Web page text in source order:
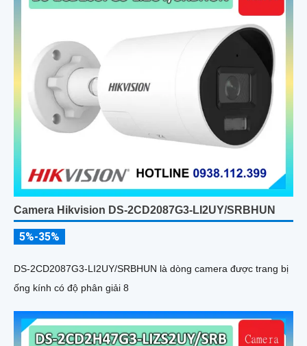
Camera Hikvision DS-2CD2087G3-LI2UY/SRBHUN
5%-35%
DS-2CD2087G3-LI2UY/SRBHUN là dòng camera được trang bị
ống kính có độ phân giải 8